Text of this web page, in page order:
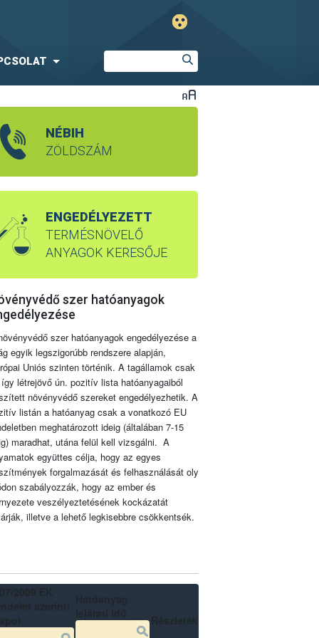
NÉBIH
ZÖLDSZÁM
ENGEDÉLYEZETT
TERMÉSNÖVELŐ
ANYAGOK KERESŐJE
szer hatóanyagok
szer hatóanyagok engedélyezése a
egyik legszigorúbb rendszere alapján,
Uniós szinten történik. A tagállamok csak
létrejövő ún. pozitív lista hatóanyagaiból
növényvédő szereket engedélyezhetik. A
listán a hatóanyag csak a vonatkozó EU
meghatározott ideig (általában 7-15
maradhat, utána felül kell vizsgálni. A
együttes célja, hogy az egyes
forgalmazását és felhasználását oly
szabályozzák, hogy az ember és
veszélyeztetésének kockázatát
illetve a lehető legkisebbre csökkentsék.